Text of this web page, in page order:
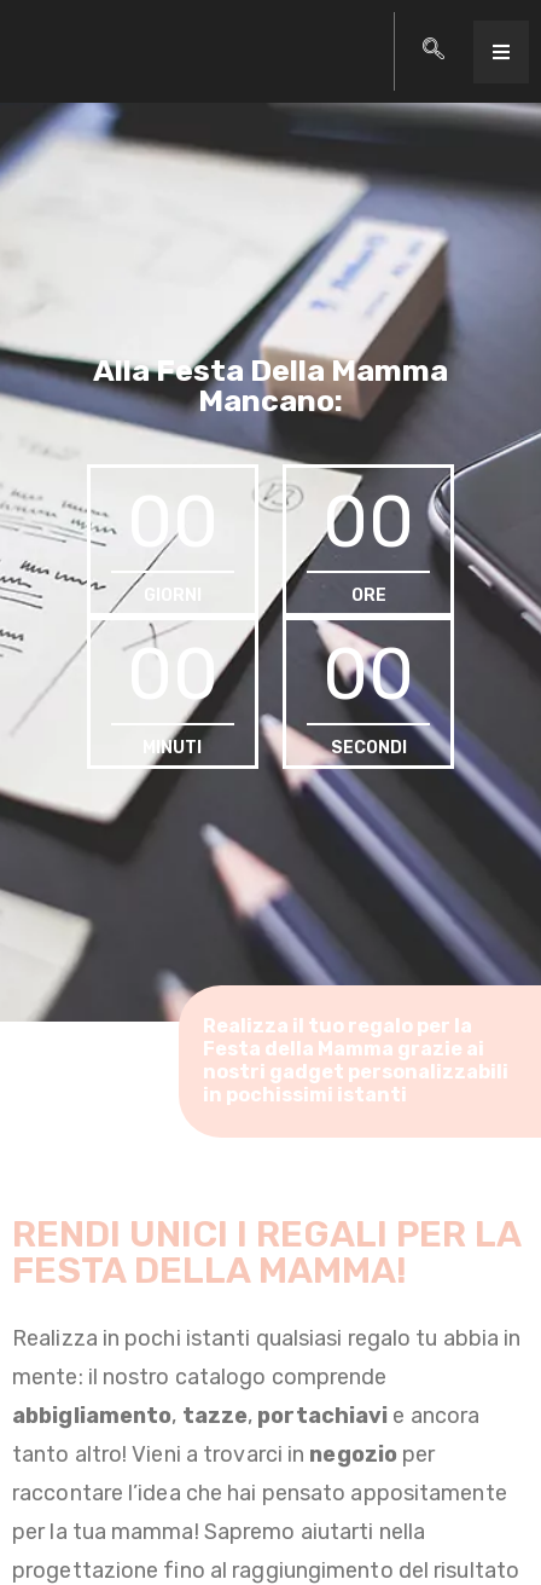
Alla Festa Della Mamma
Mancano:
00 00
ORE
00
MINUTI
00
SECONDI
Realizza il tuo regalo per la
Festa della Mamma grazie ai
nostri gadget personalizzabili
in pochissimi istanti
RENDI UNICI I REGALI PER LA
FESTA DELLA MAMMA!
Realizza in pochi istanti qualsiasi regalo tu abbia in
mente: il nostro catalogo comprende
abbigliamento, tazze, portachiavi e ancora
tanto altro! Vieni a trovarci in negozio per
raccontare l’idea che hai pensato appositamente
per la tua mamma! Sapremo aiutarti nella
progettazione fino al raggiungimento del risultato